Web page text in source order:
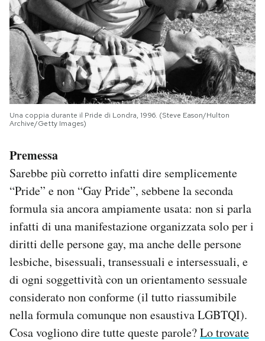
Una coppia durante il Pride di Londra, 1996. (Steve Eason/Hulton
Archive/Getty Images)
Premessa
Sarebbe più corretto infatti dire semplicemente
“Pride” e non “Gay Pride”, sebbene la seconda
formula sia ancora ampiamente usata: non si parla
infatti di una manifestazione organizzata solo per i
diritti delle persone gay, ma anche delle persone
lesbiche, bisessuali, transessuali e intersessuali, e
di ogni soggettività con un orientamento sessuale
considerato non conforme (il tutto riassumibile
nella formula comunque non esaustiva LGBTQI).
Cosa vogliono dire tutte queste parole?Lo trovate